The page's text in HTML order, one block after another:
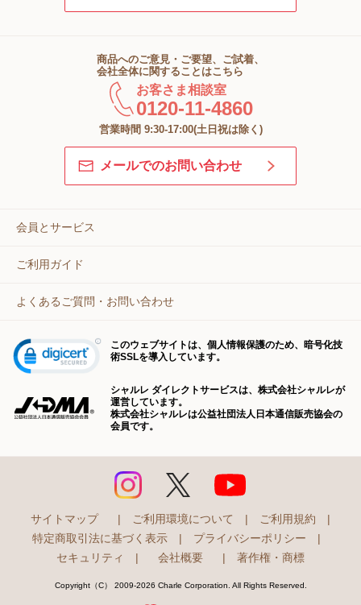
商品へのご意見・ご要望、ご試着、
会社全体に関することはこちら
お客さま相談室
0120-11-4860
営業時間 9:30-17:00(土日祝は除く)
メールでのお問い合わせ
会員とサービス
ご利用ガイド
よくあるご質問・お問い合わせ
このウェブサイトは、個人情報保護のため、暗号化技
術SSLを導入しています。
シャルレ ダイレクトサービスは、株式会社シャルレが
運営しています。
株式会社シャルレは公益社団法人日本通信販売協会の
会員です。
サイトマップ | ご利用環境について | ご利用規約
|
特定商取引法に基づく表示
| プライバシーポリシー
|
セキュリティ
| 会社概要 | 著作権・商標
Copyright（C） 2009-2026 Charle Corporation. All Rights Reserved.